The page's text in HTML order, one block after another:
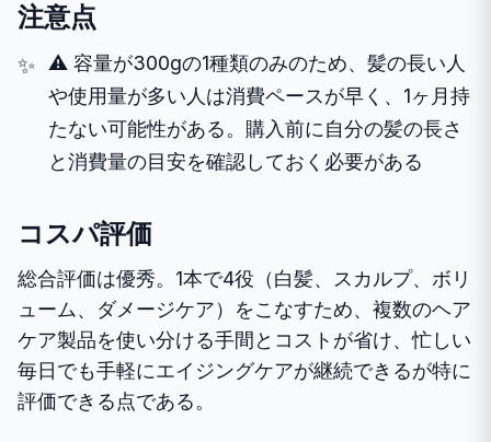
注意点
⚠️ 容量が300gの1種類のみのため、髪の長い人
や使用量が多い人は消費ペースが早く、1ヶ月持
たない可能性がある。購入前に自分の髪の長さ
と消費量の目安を確認しておく必要がある
コスパ評価
総合評価は優秀。1本で4役（白髪、スカルプ、ボリ
ューム、ダメージケア）をこなすため、複数のヘア
ケア製品を使い分ける手間とコストが省け、忙しい
毎日でも手軽にエイジングケアが継続できるが特に
評価できる点である。